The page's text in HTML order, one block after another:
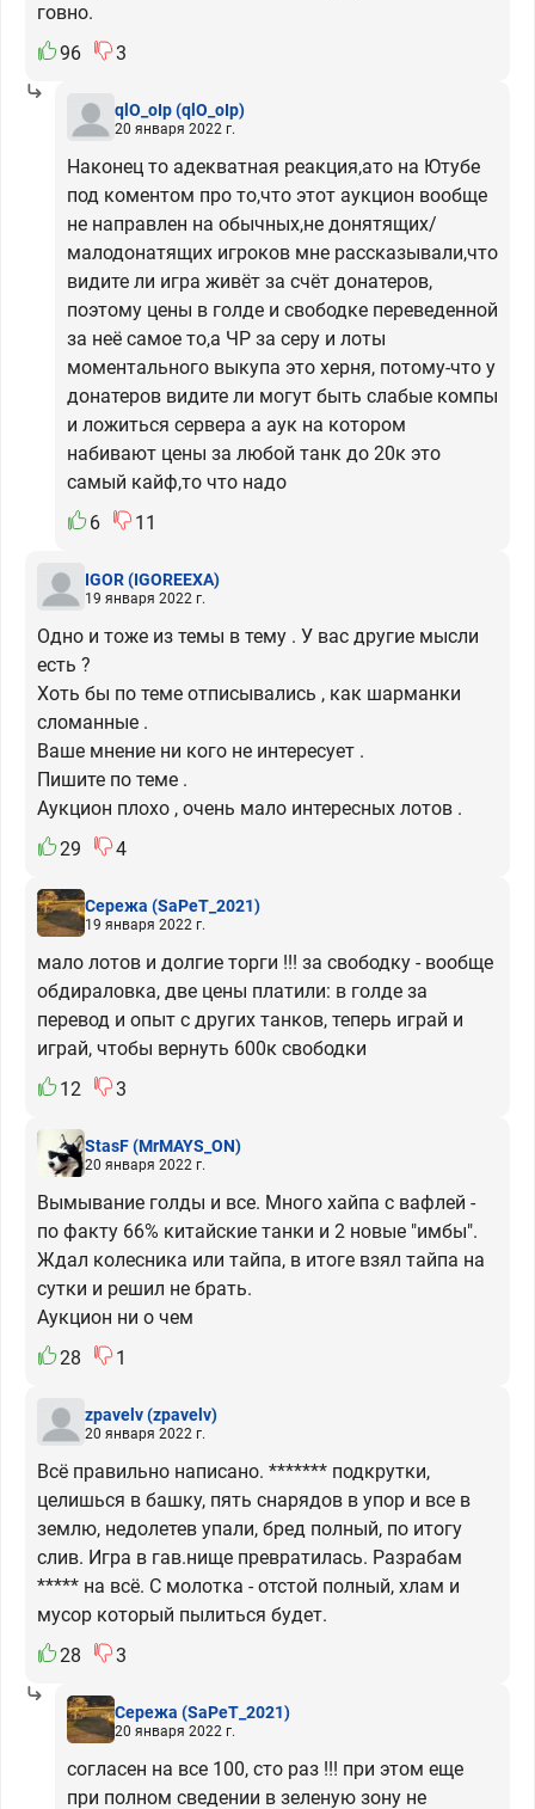
говно.
96
3
qlO_oIp(qlO_oIp)
20 января 2022 г.
Наконец то адекватная реакция,ато на Ютубе
под коментом про то,что этот аукцион вообще
не направлен на обычных,не донятящих/
малодонатящих игроков мне рассказывали,что
видите ли игра живёт за счёт донатеров,
поэтому цены в голде и свободке переведенной
за неё самое то,а ЧР за серу и лоты
моментального выкупа это херня, потому-что у
донатеров видите ли могут быть слабые компы
и ложиться сервера а аук на котором
набивают цены за любой танк до 20к это
самый кайф,то что надо
6
11
IGOR(IGOREEXA)
19 января 2022 г.
Одно и тоже из темы в тему . У вас другие мысли
есть ?
Хоть бы по теме отписывались , как шарманки
сломанные .
Ваше мнение ни кого не интересует .
Пишите по теме .
Аукцион плохо , очень мало интересных лотов .
29
4
Сережа (SaPeT_2021)
19 января 2022 г.
мало лотов и долгие торги !!! за свободку - вообще
обдираловка, две цены платили: в голде за
перевод и опыт с других танков, теперь играй и
играй, чтобы вернуть 600к свободки
12
3
StasF(MrMAYS_ON)
20 января 2022 г.
Вымывание голды и все. Много хайпа с вафлей -
по факту 66% китайские танки и 2 новые "имбы".
Ждал колесника или тайпа, в итоге взял тайпа на
сутки и решил не брать.
Аукцион ни о чем
28
1
zpavelv(zpavelv)
20 января 2022 г.
Всё правильно написано. ******* подкрутки,
целишься в башку, пять снарядов в упор и все в
землю, недолетев упали, бред полный, по итогу
слив. Игра в гав.нище превратилась. Разрабам
***** на всё. С молотка - отстой полный, хлам и
мусор который пылиться будет.
28
3
Сережа (SaPeT_2021)
20 января 2022 г.
согласен на все 100, сто раз !!! при этом еще
при полном сведении в зеленую зону не